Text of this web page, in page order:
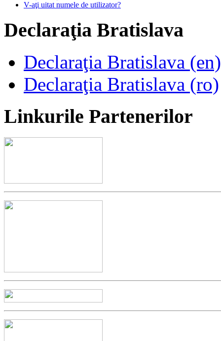
V-aţi uitat numele de utilizator?
Declaraţia Bratislava
Declaraţia Bratislava (en)
Declaraţia Bratislava (ro)
Linkurile Partenerilor